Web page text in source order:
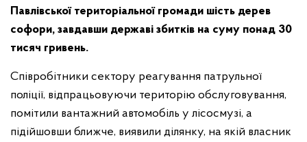
Павлівської територіальної громади шість дерев
софори, завдавши державі збитків на суму понад 30
тисяч гривень.
Співробітники сектору реагування патрульної
поліції, відпрацьовуючи територію обслуговування,
помітили вантажний автомобіль у лісосмузі, а
підійшовши ближче, виявили ділянку, на якій власник